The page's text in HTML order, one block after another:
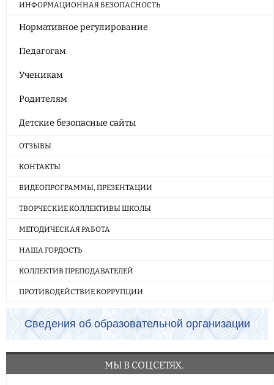
ИНФОРМАЦИОННАЯ БЕЗОПАСНОСТЬ
Нормативное регулирование
Педагогам
Ученикам
Родителям
Детские безопасные сайты
ОТЗЫВЫ
КОНТАКТЫ
ВИДЕОПРОГРАММЫ, ПРЕЗЕНТАЦИИ
ТВОРЧЕСКИЕ КОЛЛЕКТИВЫ ШКОЛЫ
МЕТОДИЧЕСКАЯ РАБОТА
НАША ГОРДОСТЬ
КОЛЛЕКТИВ ПРЕПОДАВАТЕЛЕЙ
ПРОТИВОДЕЙСТВИЕ КОРРУПЦИИ
Сведения об образовательной организации
МЫ В СОЦСЕТЯХ.